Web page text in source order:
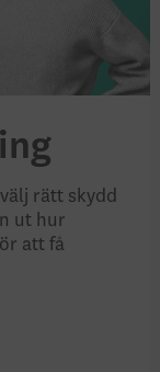
rätt skydd
ut hur
att få